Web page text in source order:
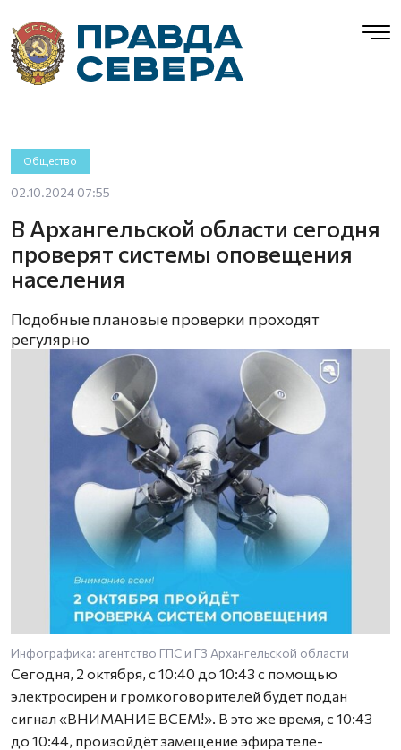
Общество
02.10.2024 07:55
В Архангельской области сегодня
проверят системы оповещения
населения
Подобные плановые проверки проходят
регулярно
Инфографика: агентство ГПС и ГЗ Архангельской области
Сегодня, 2 октября, с 10:40 до 10:43 с помощью
электросирен и громкоговорителей будет подан
сигнал «ВНИМАНИЕ ВСЕМ!». В это же время, с 10:43
до 10:44, произойдёт замещение эфира теле-